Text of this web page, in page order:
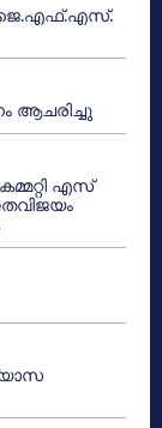
ജെ.എഫ്.എസ്.
ആചരിച്ചു
എസ്